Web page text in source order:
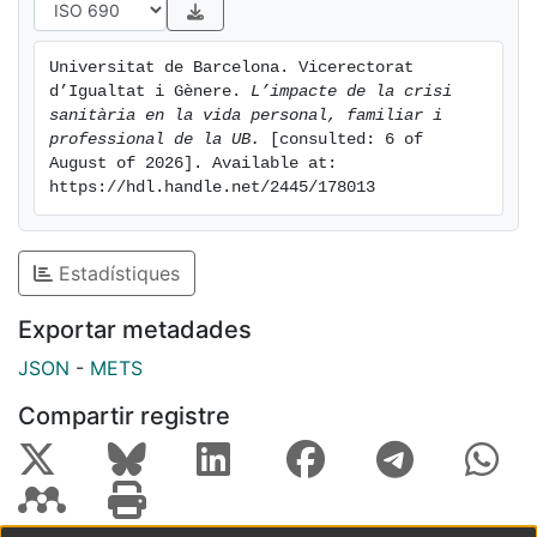
l’any 2020.
recomanacions als òrgans de gestió i govern de la
Universitat de Barcelona perquè guiïn i orientin el
desenvolupament i el desplegament de polítiques i
sistemes de gestió, i així generin directrius,
recomanacions i plans d’actuació que permetin
gestionar de la manera més efectiva i enriquidora
possible els recursos humans de la institució. A més,
es tracta de contribuir al desenvolupament de
millorar la conciliació entre la vida familiar o personal i
la vida acadèmica i laboral.
Universitat de Barcelona. Vicerectorat
d’Igualtat i Gènere. L’impacte de la crisi
sanitària en la vida personal, familiar i
professional de la UB.
[consulted: 6 of
August of 2026]. Available at:
https://hdl.handle.net/2445/178013
Estadístiques
Exportar metadades
JSON - METS
Compartir registre